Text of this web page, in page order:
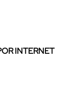
INTERNET